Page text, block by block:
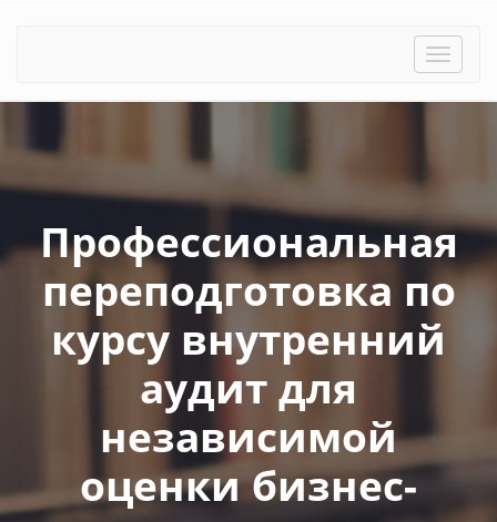
Toggle
Профессиональная
переподготовка по
курсу внутренний
аудит для
независимой
оценки бизнес-